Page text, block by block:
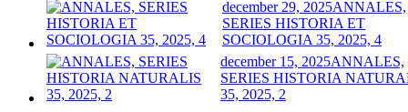
december 29, 2025ANNALES,
SERIES HISTORIA ET
SOCIOLOGIA 35, 2025, 4
december 15, 2025ANNALES,
SERIES HISTORIA
35, 2025, 2